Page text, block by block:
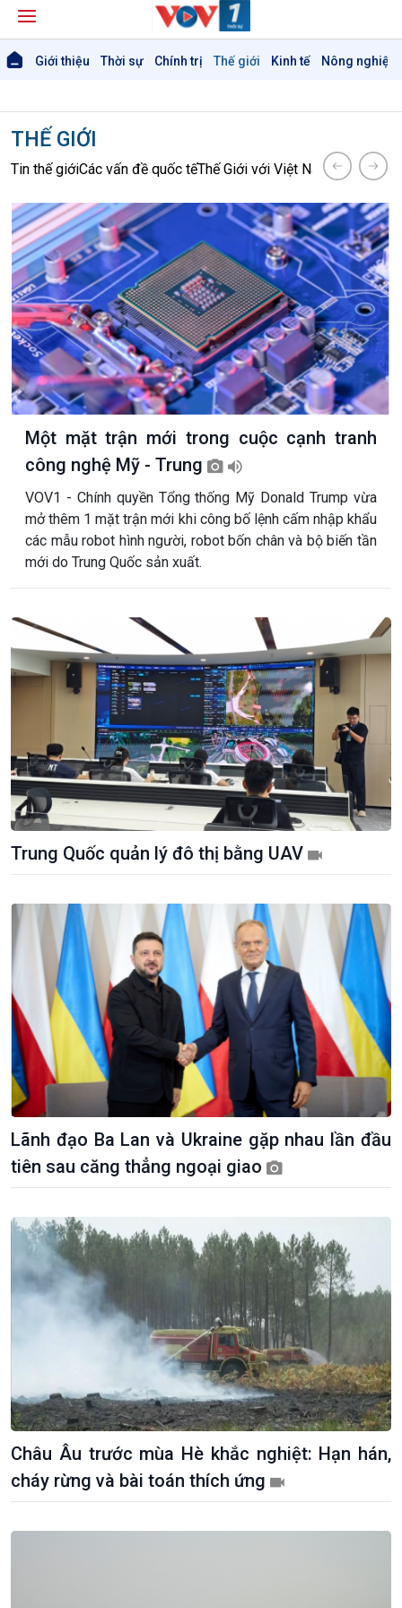
Giới thiệu Thời sự Chính trị Thế giới Kinh tế Nông nghiệp
Thời sự 6h
Thời sự 12h
Thời sự 18h
Thời sự 21h30
Bản tin
Chuyên mục
Theo dòng Thời sự
THẾ GIỚI
Tin thế giớiCác vấn đề quốc tếThế Giới với Việt Nam Hồ sơ sự
Một mặt trận mới trong cuộc cạnh tranh
công nghệ Mỹ - Trung
VOV1 - Chính quyền Tổng thống Mỹ Donald Trump vừa
mở thêm 1 mặt trận mới khi công bố lệnh cấm nhập khẩu
các mẫu robot hình người, robot bốn chân và bộ biến tần
mới do Trung Quốc sản xuất.
Trung Quốc quản lý đô thị bằng UAV
Lãnh đạo Ba Lan và Ukraine gặp nhau lần đầu
tiên sau căng thẳng ngoại giao
Châu Âu trước mùa Hè khắc nghiệt: Hạn hán,
cháy rừng và bài toán thích ứng